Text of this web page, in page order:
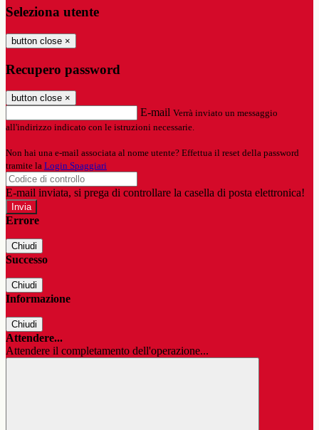
Seleziona utente
button close ×
Recupero password
button close ×
E-mail Verrà inviato un messaggio
all'indirizzo indicato con le istruzioni necessarie.
Non hai una e-mail associata al nome utente? Effettua il reset della password
tramite la Login Spaggiari
E-mail inviata, si prega di controllare la casella di posta elettronica!
Errore
Chiudi
Successo
Chiudi
Informazione
Chiudi
Attendere...
Attendere il completamento dell'operazione...